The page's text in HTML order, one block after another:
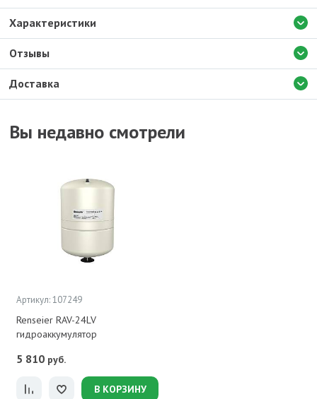
Доставка
Характеристики
Отзывы
Вы недавно смотрели
Артикул: 107249
Renseier RAV-24LV
гидроаккумулятор
5 810 руб.
В КОРЗИНУ